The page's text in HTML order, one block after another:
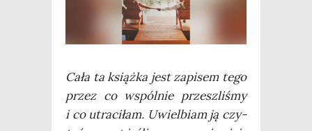
Cała ta książ­ka jest zapi­sem tego
przez co wspól­nie prze­szli­śmy
i co utra­ci­łam. Uwiel­biam ją czy­